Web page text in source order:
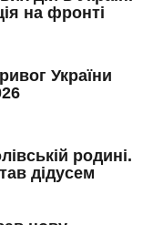
на фронті
України
родині.
дідусем